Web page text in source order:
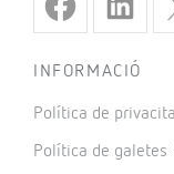
INFORMACIÓ
Política de
Política de galetes